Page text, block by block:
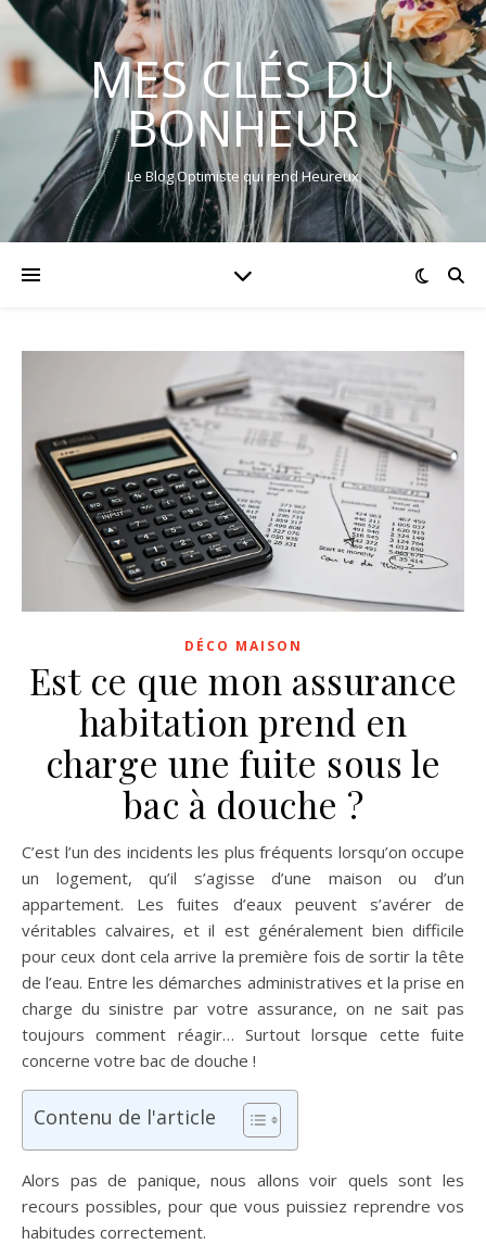
MES CLÉS DU
BONHEUR
Le Blog Optimiste qui rend Heureux
DÉCO MAISON
Est ce que mon assurance
habitation prend en
charge une fuite sous le
bac à douche ?
C’est l’un des incidents les plus fréquents lorsqu’on occupe
un logement, qu’il s’agisse d’une maison ou d’un
appartement. Les fuites d’eaux peuvent s’avérer de
véritables calvaires, et il est généralement bien difficile
pour ceux dont cela arrive la première fois de sortir la tête
de l’eau. Entre les démarches administratives et la prise en
charge du sinistre par votre assurance, on ne sait pas
toujours comment réagir… Surtout lorsque cette fuite
concerne votre bac de douche !
Contenu de l'article
Alors pas de panique, nous allons voir quels sont les
recours possibles, pour que vous puissiez reprendre vos
habitudes correctement.